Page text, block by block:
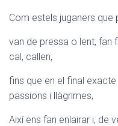
Com estels juganers que
van de pressa o lent, fan
cal, callen,
fins que en el final
passions i llàgrimes,
Així ens fan enlairar i, de